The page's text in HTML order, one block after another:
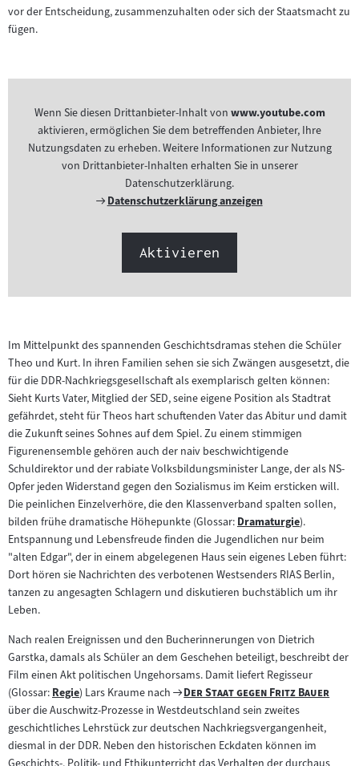
vor der Entscheidung, zusammenzuhalten oder sich der Staatsmacht zu
fügen.
Wenn Sie diesen Drittanbieter-Inhalt von www.youtube.com
aktivieren, ermöglichen Sie dem betreffenden Anbieter, Ihre
Nutzungsdaten zu erheben. Weitere Informationen zur Nutzung
von Drittanbieter-Inhalten erhalten Sie in unserer
Datenschutzerklärung.
Externer
Datenschutzerklärung anzeigen
Aktivieren
Im Mittelpunkt des spannenden Geschichtsdramas stehen die Schüler
Theo und Kurt. In ihren Familien sehen sie sich Zwängen ausgesetzt, die
für die DDR-Nachkriegsgesellschaft als exemplarisch gelten können:
Sieht Kurts Vater, Mitglied der SED, seine eigene Position als Stadtrat
gefährdet, steht für Theos hart schuftenden Vater das Abitur und damit
die Zukunft seines Sohnes auf dem Spiel. Zu einem stimmigen
Figurenensemble gehören auch der naiv beschwichtigende
Schuldirektor und der rabiate Volksbildungsminister Lange, der als NS-
Opfer jeden Widerstand gegen den Sozialismus im Keim ersticken will.
Die peinlichen Einzelverhöre, die den Klassenverband spalten sollen,
bilden frühe dramatische Höhepunkte (Glossar:Zum
Inhalt:
Dramaturgie).
Entspannung und Lebensfreude finden die Jugendlichen nur beim
"alten Edgar", der in einem abgelegenen Haus sein eigenes Leben führt:
Dort hören sie Nachrichten des verbotenen Westsenders RIAS Berlin,
tanzen zu angesagten Schlagern und diskutieren buchstäblich um ihr
Leben.
Nach realen Ereignissen und den Bucherinnerungen von Dietrich
Garstka, damals als Schüler an dem Geschehen beteiligt, beschreibt der
Film einen Akt politischen Ungehorsams. Damit liefert Regisseur
(Glossar:Zum
Inhalt:
Regie) Lars Kraume nach
Zum
Filmarchiv:
"
Der Staat gegen Fritz Bauer"
über die Auschwitz-Prozesse in Westdeutschland sein zweites
geschichtliches Lehrstück zur deutschen Nachkriegsvergangenheit,
diesmal in der DDR. Neben den historischen Eckdaten können im